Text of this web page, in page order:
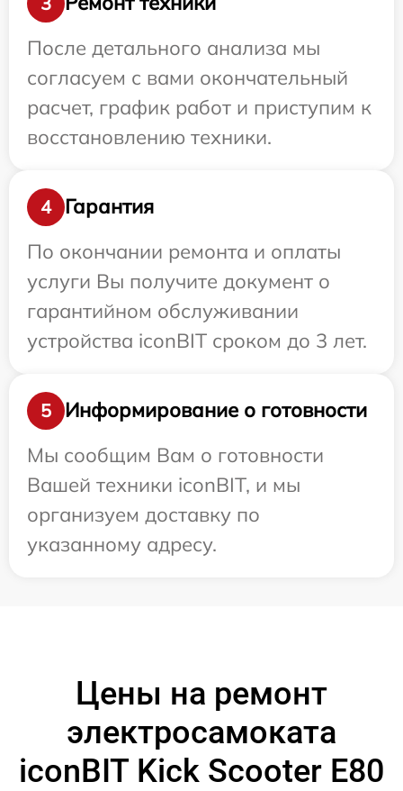
После детального анализа мы
согласуем с вами окончательный
расчет, график работ и приступим к
восстановлению техники.
4
Гарантия
По окончании ремонта и оплаты
услуги Вы получите документ о
гарантийном обслуживании
устройства iconBIT сроком до 3 лет.
5
Информирование о готовности
Мы сообщим Вам о готовности
Вашей техники iconBIT, и мы
организуем доставку по
указанному адресу.
Цены на ремонт
электросамоката
iconBIT Kick Scooter E80